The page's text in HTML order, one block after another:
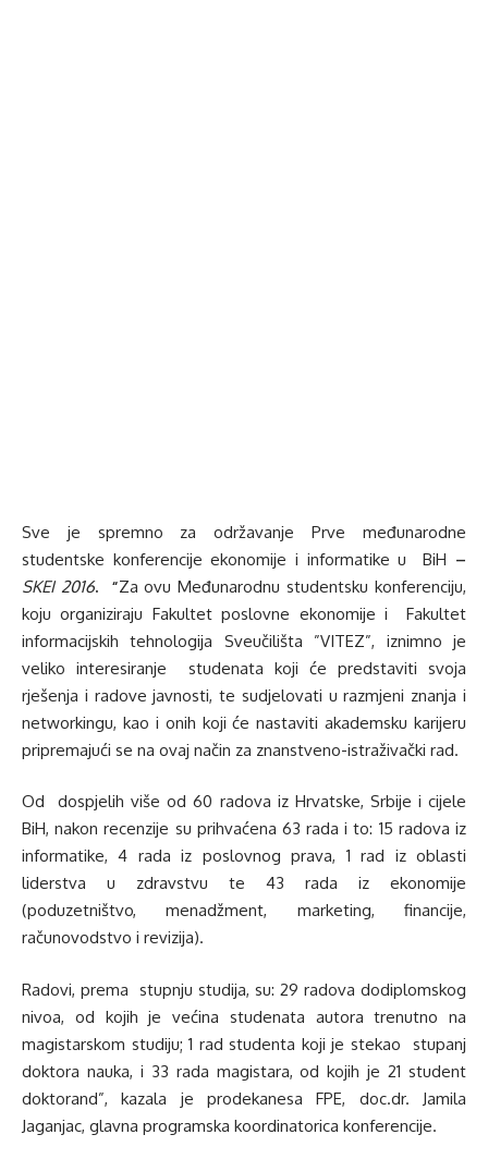
Sve je spremno za održavanje Prve međunarodne
studentske konferencije ekonomije i informatike u BiH –
SKEI 2016. “Za ovu Međunarodnu studentsku konferenciju,
koju organiziraju Fakultet poslovne ekonomije i Fakultet
informacijskih tehnologija Sveučilišta ”VITEZ”, iznimno je
veliko interesiranje studenata koji će predstaviti svoja
rješenja i radove javnosti, te sudjelovati u razmjeni znanja i
networkingu, kao i onih koji će nastaviti akademsku karijeru
pripremajući se na ovaj način za znanstveno-istraživački rad.
Od dospjelih više od 60 radova iz Hrvatske, Srbije i cijele
BiH, nakon recenzije su prihvaćena 63 rada i to: 15 radova iz
informatike, 4 rada iz poslovnog prava, 1 rad iz oblasti
liderstva u zdravstvu te 43 rada iz ekonomije
(poduzetništvo, menadžment, marketing, financije,
računovodstvo i revizija).
Radovi, prema stupnju studija, su: 29 radova dodiplomskog
nivoa, od kojih je većina studenata autora trenutno na
magistarskom studiju; 1 rad studenta koji je stekao stupanj
doktora nauka, i 33 rada magistara, od kojih je 21 student
doktorand”, kazala je prodekanesa FPE, doc.dr. Jamila
Jaganjac, glavna programska koordinatorica konferencije.